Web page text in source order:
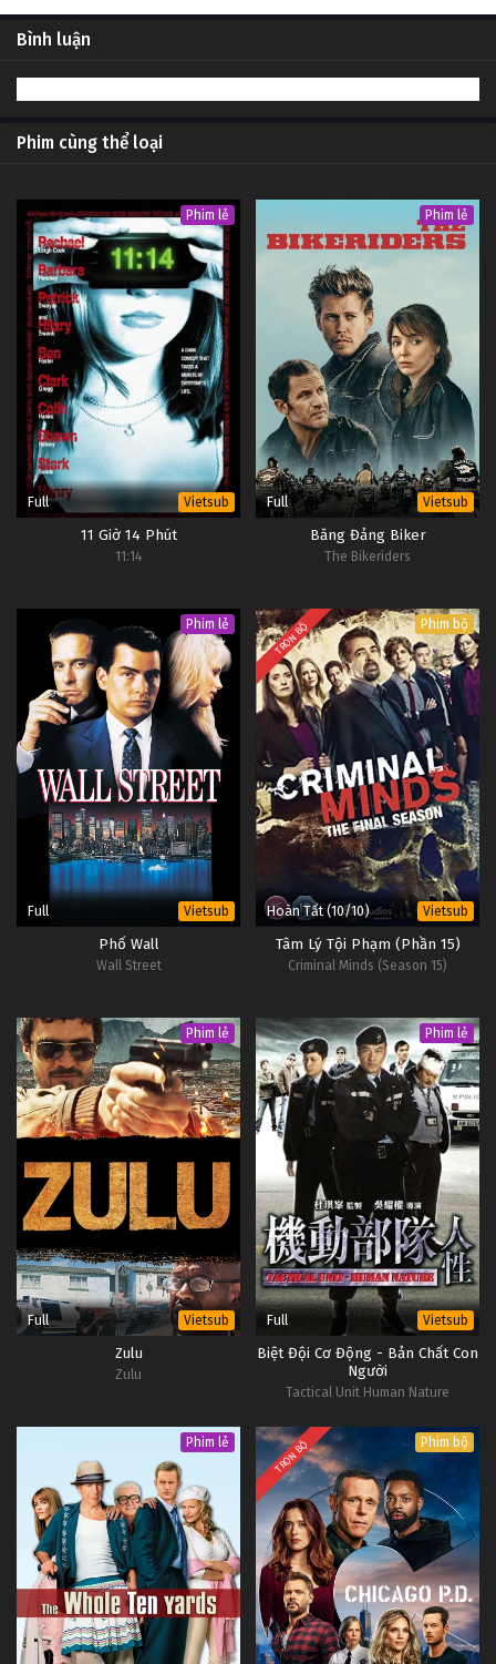
Bình luận
Phim cùng thể loại
Phim lẻ
Full Vietsub
11 Giờ 14 Phút
11:14
Phim lẻ
Full Vietsub
Băng Đảng Biker
The Bikeriders
Phim lẻ
Full Vietsub
Phố Wall
Wall Street
TRỌN BỘ Phim bộ
Hoàn Tất (10/10) Vietsub
Tâm Lý Tội Phạm (Phần 15)
Criminal Minds (Season 15)
Phim lẻ
Full Vietsub
Zulu
Zulu
Phim lẻ
Full Vietsub
Biệt Đội Cơ Động - Bản Chất Con
Người
Tactical Unit Human Nature
Phim lẻ TRỌN BỘ Phim bộ